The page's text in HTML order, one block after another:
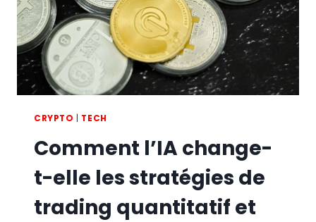
CRYPTO TECH
Comment l’IA change-
t-elle les stratégies de
trading quantitatif et